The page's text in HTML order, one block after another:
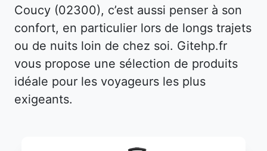
Coucy (02300), c’est aussi penser à son
confort, en particulier lors de longs trajets
ou de nuits loin de chez soi. Gitehp.fr
vous propose une sélection de produits
idéale pour les voyageurs les plus
exigeants.